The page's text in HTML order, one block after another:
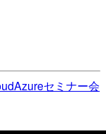
Azureセミナー会